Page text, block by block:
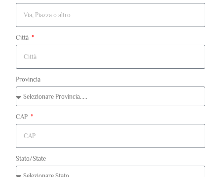
Città
Provincia
CAP
Stato/State